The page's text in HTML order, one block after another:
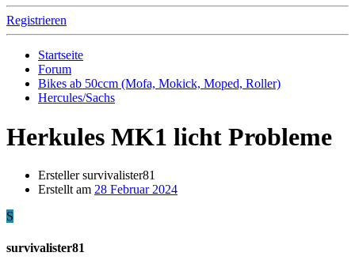
Registrieren
Startseite
Forum
Bikes ab 50ccm (Mofa, Mokick, Moped, Roller)
Hercules/Sachs
Herkules MK1 licht Probleme
Erstellersurvivalister81
Erstellt am 28 Februar 2024
S
survivalister81